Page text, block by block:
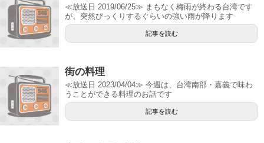
≪放送日 2019/06/25≫ まもなく梅雨が終わる台湾です
が、突然びっくりするぐらいの強い雨が降ります
記事を読む
街の料理
≪放送日 2023/04/04≫ 今週は、台湾南部・嘉義で味わ
うことができる料理のお話です
記事を読む